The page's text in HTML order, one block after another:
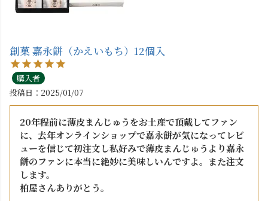
創菓 嘉永餅（かえいもち）12個入
購入者
投稿日
2025/01/07
20年程前に薄皮まんじゅうをお土産で頂戴してファン
に、去年オンラインショップで嘉永餅が気になってレビ
ューを信じて初注文し私好みで薄皮まんじゅうより嘉永
餅のファンに本当に絶妙に美味しいんですよ。また注文
します。
柏屋さんありがとう。